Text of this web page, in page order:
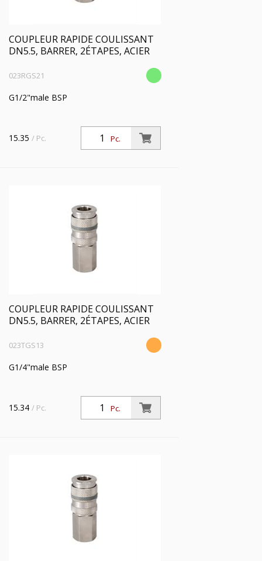
COUPLEUR RAPIDE COULISSANT
DN5.5, BARRER, 2ÉTAPES, ACIER
023RGS21
G1/2"male BSP
Pc.
15.35 / Pc.
COUPLEUR RAPIDE COULISSANT
DN5.5, BARRER, 2ÉTAPES, ACIER
023TGS13
G1/4"male BSP
Pc.
15.34 / Pc.